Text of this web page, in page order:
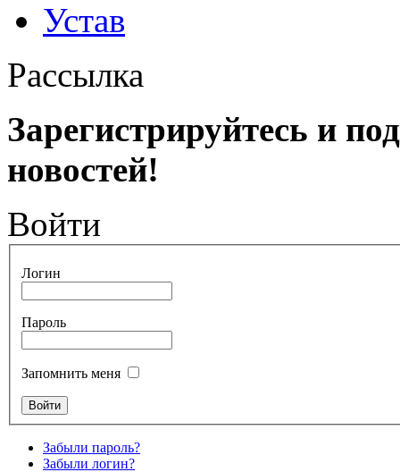
Устав
Рассылка
Зарегистрируйтесь и
новостей!
Войти
Логин
Пароль
Запомнить меня
Забыли пароль?
Забыли логин?